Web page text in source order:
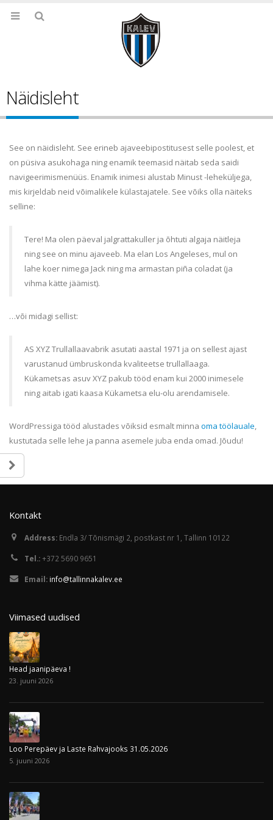
Näidisleht
See on näidisleht. See erineb ajaveebipostitusest selle poolest, et
on püsiva asukohaga ning enamik teemasid näitab seda saidi
navigeerimismenüüs. Enamik inimesi alustab Minust -leheküljega,
mis kirjeldab neid võimalikele külastajatele. See võiks olla näiteks
selline:
Tere! Ma olen päeval jalgrattakuller ja õhtuti algaja näitleja
ning see on minu ajaveeb. Ma elan Los Angeleses, mul on
lahe koer nimega Jack ning ma armastan piña coladat (ja
vihma kätte jäämist).
…või midagi sellist:
AS XYZ Trullallaavabrik asutati aastal 1971 ja on sellest ajast
varustanud ümbruskonda kvaliteetse trullallaaga.
Kükametsas asuv XYZ pakub tööd enam kui 2000 inimesele
ning aitab igati kaasa Kükametsa elu-olu arendamisele.
WordPressiga tööd alustades võiksid esmalt minna oma töölauale,
kustutada selle lehe ja panna asemele juba enda omad. Jõudu!
Kontakt
Address: Endla 3/ Tõnismägi 2, postkast nr 1, Tallinn 10122
Tel.:+372 5690 9651
Email: info@tallinnakalev.ee
Viimased uudised
Head jaanipäeva !
23. juuni 2026
Loo Perepäev ja Laste Rahvajooks 31.05.2026
5. juuni 2026